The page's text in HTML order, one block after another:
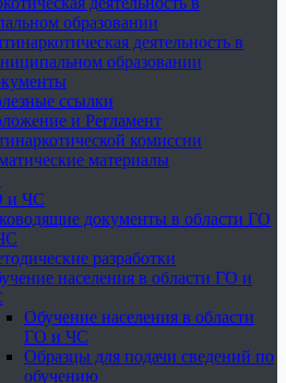
образовании
деятельность в
образовании
ссылки
и Регламент
комиссии
материалы
и ЧС
документы в области ГО
разработки
населения в области ГО и
Обучение населения в области
ГО и ЧС
Образцы для подачи сведений по
обучению